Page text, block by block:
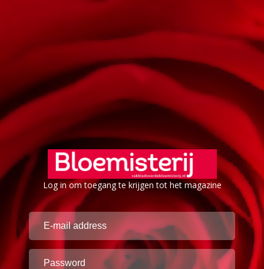
Log in om toegang te krijgen tot het magazine